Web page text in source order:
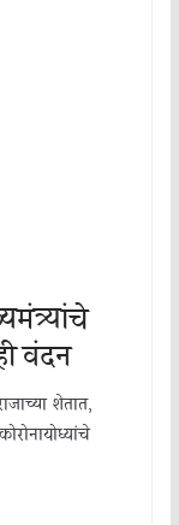
वंदन
शेतात,